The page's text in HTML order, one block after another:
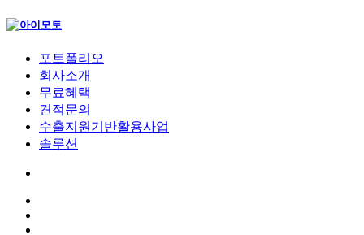
포트폴리오
회사소개
무료혜택
견적문의
수출지원기반활용사업
솔루션